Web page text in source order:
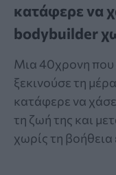
κατάφερε να
bodybuilder
Μια 40χρονη που
ξεκινούσε τη
κατάφερε να
τη ζωή της και
χωρίς τη